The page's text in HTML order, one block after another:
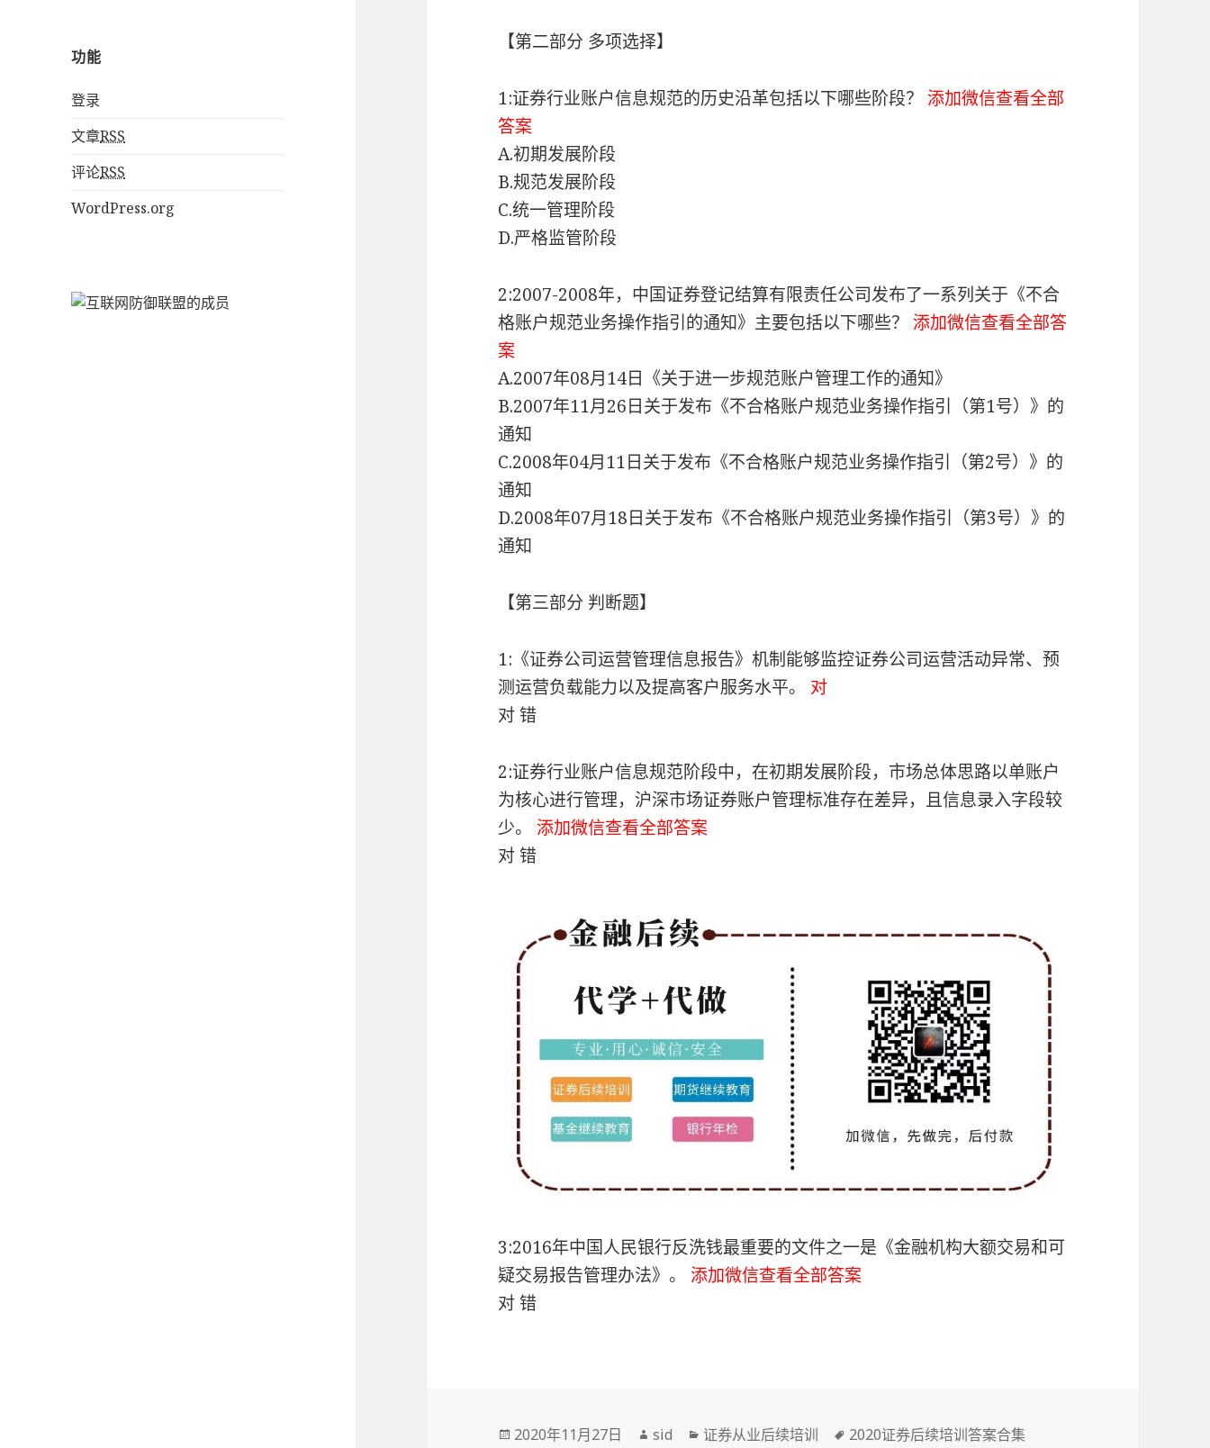
功能
登录
文章RSS
评论RSS
WordPress.org
【第二部分 多项选择】
1:证券行业账户信息规范的历史沿革包括以下哪些阶段？ 添加微信查看全部
答案
A.初期发展阶段
B.规范发展阶段
C.统一管理阶段
D.严格监管阶段
2:2007-2008年，中国证券登记结算有限责任公司发布了一系列关于《不合
格账户规范业务操作指引的通知》主要包括以下哪些？ 添加微信查看全部答
案
A.2007年08月14日《关于进一步规范账户管理工作的通知》
B.2007年11月26日关于发布《不合格账户规范业务操作指引（第1号）》的
通知
C.2008年04月11日关于发布《不合格账户规范业务操作指引（第2号）》的
通知
D.2008年07月18日关于发布《不合格账户规范业务操作指引（第3号）》的
通知
【第三部分 判断题】
1:《证券公司运营管理信息报告》机制能够监控证券公司运营活动异常、预
测运营负载能力以及提高客户服务水平。 对
对 错
2:证券行业账户信息规范阶段中，在初期发展阶段，市场总体思路以单账户
为核心进行管理，沪深市场证券账户管理标准存在差异，且信息录入字段较
少。 添加微信查看全部答案
对 错
3:2016年中国人民银行反洗钱最重要的文件之一是《金融机构大额交易和可
疑交易报告管理办法》。 添加微信查看全部答案
对 错
发
2020年11月27日
作
sid
分
证券从业后续培训
标
2020证券后续培训答案合集